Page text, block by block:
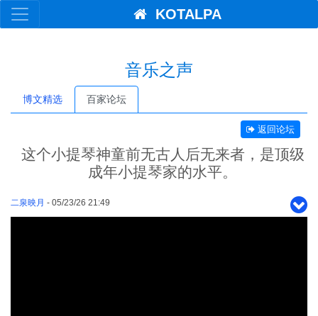
KOTALPA
音乐之声
博文精选 百家论坛
返回论坛
这个小提琴神童前无古人后无来者，是顶级
成年小提琴家的水平。
二泉映月 - 05/23/26 21:49